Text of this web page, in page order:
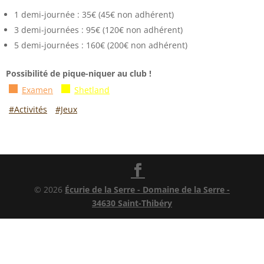
1 demi-journée : 35€ (45€ non adhérent)
3 demi-journées : 95€ (120€ non adhérent)
5 demi-journées : 160€ (200€ non adhérent)
Possibilité de pique-niquer au club !
Examen
Shetland
#Activités
#Jeux
© 2026 Écurie de la Serre - Domaine de la Serre -
34630 Saint-Thibéry